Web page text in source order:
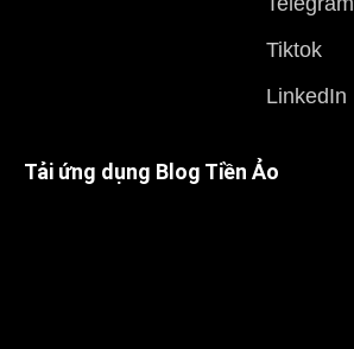
Tiktok
LinkedIn
Tải ứng dụng Blog Tiền Ảo